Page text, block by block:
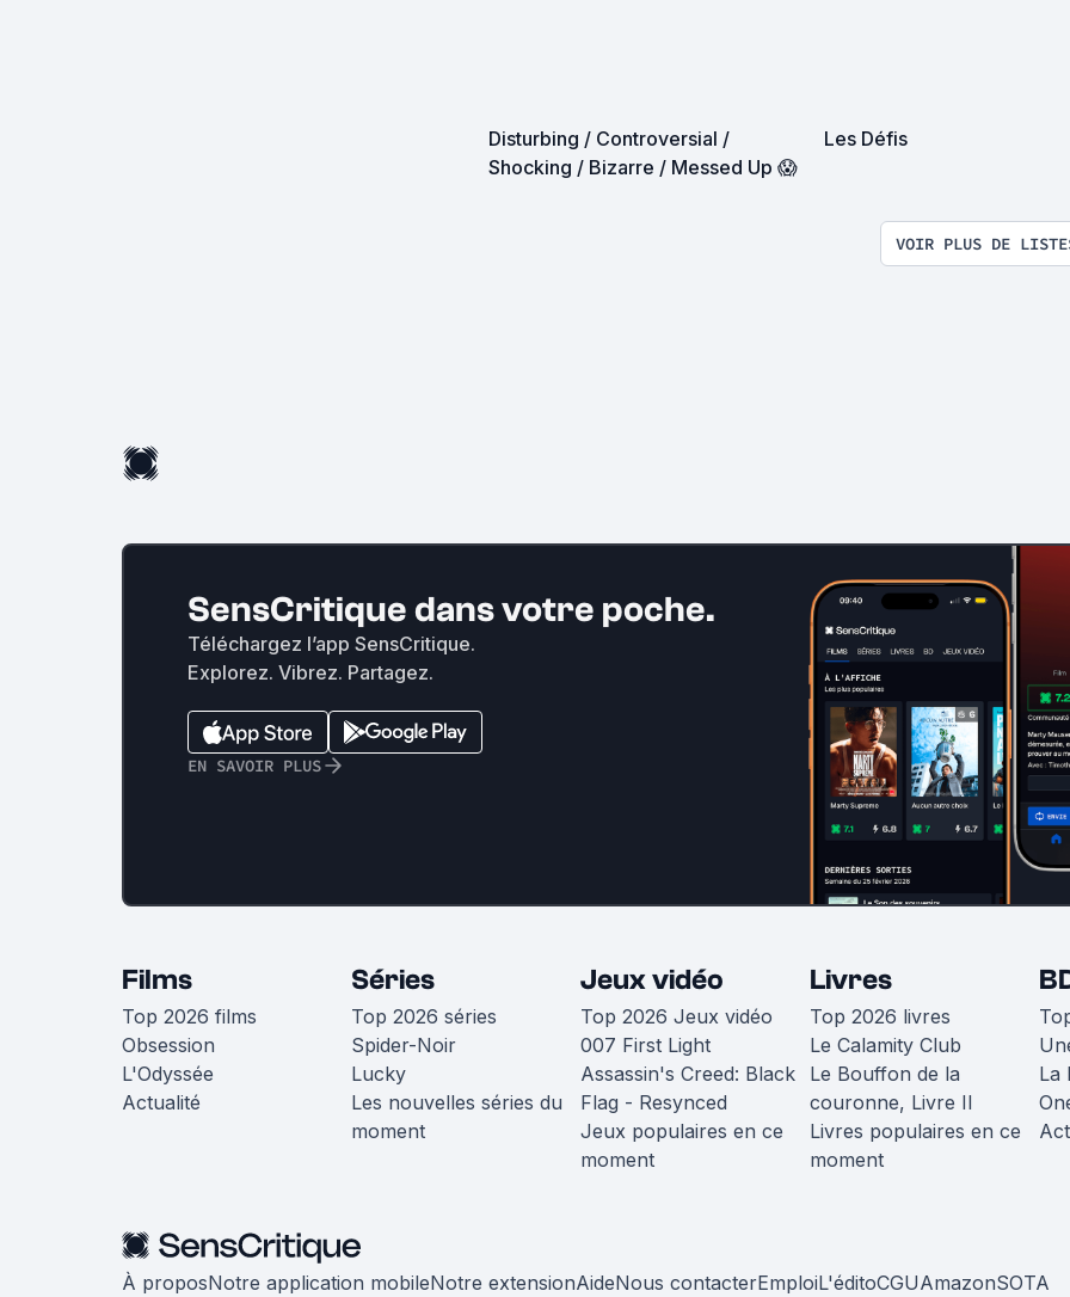
Disturbing / Controversial /
Shocking / Bizarre / Messed Up 😱
Les Défis
VOIR PLUS DE
SensCritique dans votre poche.
Téléchargez l’app SensCritique.
Explorez. Vibrez. Partagez.
EN SAVOIR PLUS
Films
Top 2026 films
Obsession
L'Odyssée
Actualité
Séries
Top 2026 séries
Spider-Noir
Lucky
Les nouvelles séries du
moment
Jeux vidéo
Top 2026 Jeux vidéo
007 First Light
Assassin's Creed: Black
Flag - Resynced
Jeux populaires en ce
moment
Livres
Top 2026 livres
Le Calamity Club
Le Bouffon de la
couronne, Livre II
Livres populaires en ce
moment
La
À proposNotre application mobileNotre extensionAideNous contacterEmploiL'éditoCGUAmazonSOTA